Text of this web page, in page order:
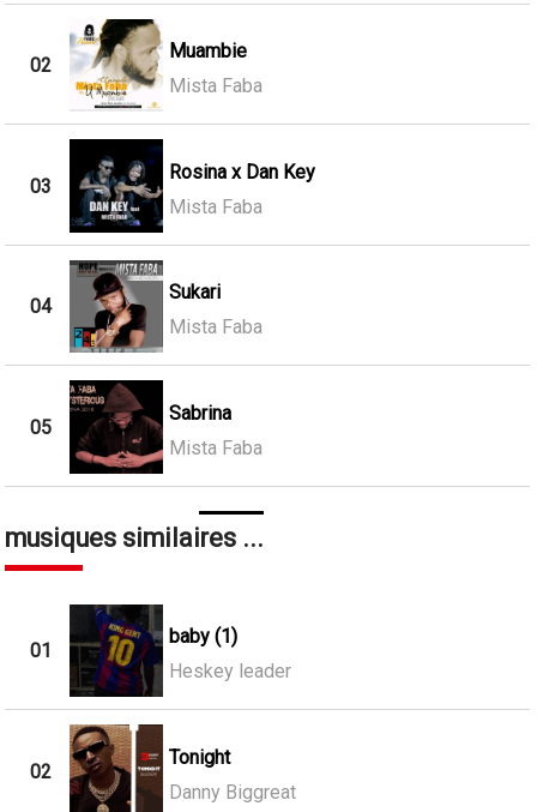
02
Muambie
Mista Faba
03
Rosina x Dan Key
Mista Faba
04
Sukari
Mista Faba
05
Sabrina
Mista Faba
musiques similaires ...
01
baby (1)
Heskey leader
02
Tonight
Danny Biggreat